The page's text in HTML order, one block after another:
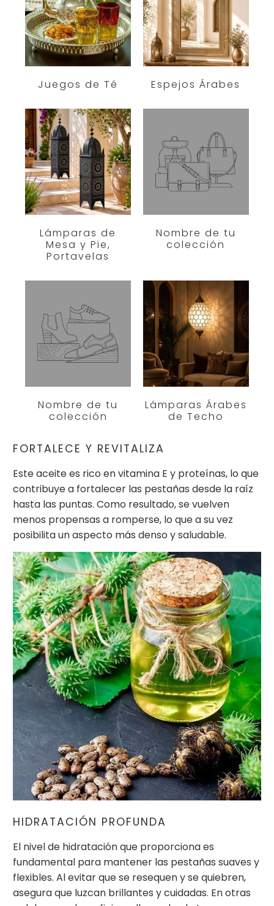
Juegos de Té Espejos Árabes
Lámparas de
Mesa y Pie,
Portavelas
Nombre de tu
colección
Nombre de tu
colección
Lámparas Árabes
de Techo
FORTALECE Y REVITALIZA
Este aceite es rico en vitamina E y proteínas, lo que
contribuye a fortalecer las pestañas desde la raíz
hasta las puntas. Como resultado, se vuelven
menos propensas a romperse, lo que a su vez
posibilita un aspecto más denso y saludable.
HIDRATACIÓN PROFUNDA
El nivel de hidratación que proporciona es
fundamental para mantener las pestañas suaves y
flexibles. Al evitar que se resequen y se quiebren,
asegura que luzcan brillantes y cuidadas. En otras